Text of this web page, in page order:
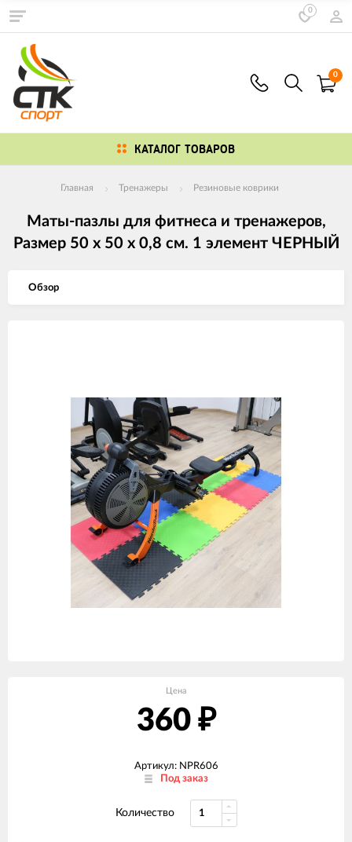
0
0
КАТАЛОГ ТОВАРОВ
Главная Тренажеры Резиновые коврики
Маты-пазлы для фитнеса и тренажеров,
Размер 50 х 50 х 0,8 см. 1 элемент ЧЕРНЫЙ
Обзор
Цена
360 ₽
Артикул: NPR606
Под заказ
Количество